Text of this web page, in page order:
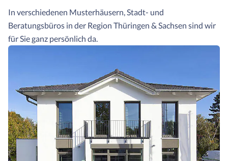
In verschiedenen Musterhäusern, Stadt- und
Beratungsbüros in der Region Thüringen & Sachsen sind wir
für Sie ganz persönlich da.